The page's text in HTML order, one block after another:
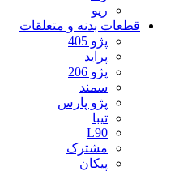
ریو
قطعات بدنه و متعلقات
پژو 405
پراید
پژو 206
سمند
پژو پارس
تیبا
L90
مشترک
پیکان